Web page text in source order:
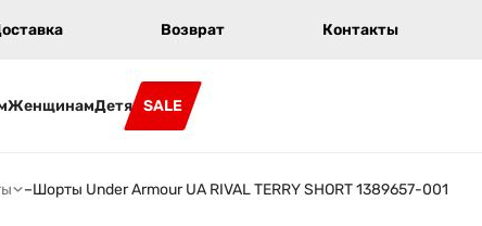
Возврат Контакты
ЖенщинамДетям SALE
–Шорты Under Armour UA RIVAL TERRY SHORT 1389657-001